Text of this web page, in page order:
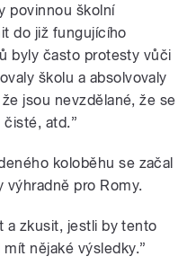
povinnou školní
do již fungujícího
byly často protesty vůči
školu a absolvovaly
jsou nevzdělané, že se
atd.”
koloběhu se začal
výhradně pro Romy.
a zkusit, jestli by tento
nějaké výsledky.”